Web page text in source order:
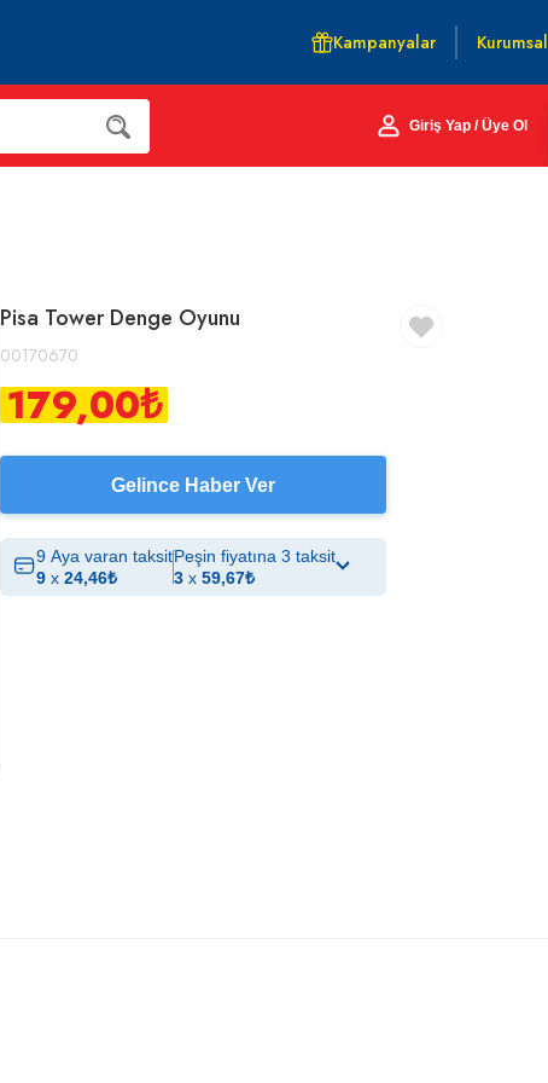
Kampanyalar Kurumsal
Giriş Yap / Üye Ol
Pisa Tower Denge Oyunu
00170670
179,00₺
Gelince Haber Ver
9 Aya varan taksit
9 x 24,46₺
Peşin fiyatına 3 taksit
3 x 59,67₺